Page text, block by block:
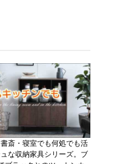
斎・寝室でも何処でも活
な収納家具シリーズ。ブ